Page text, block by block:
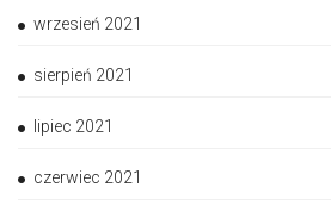
wrzesień 2021
sierpień 2021
lipiec 2021
czerwiec 2021